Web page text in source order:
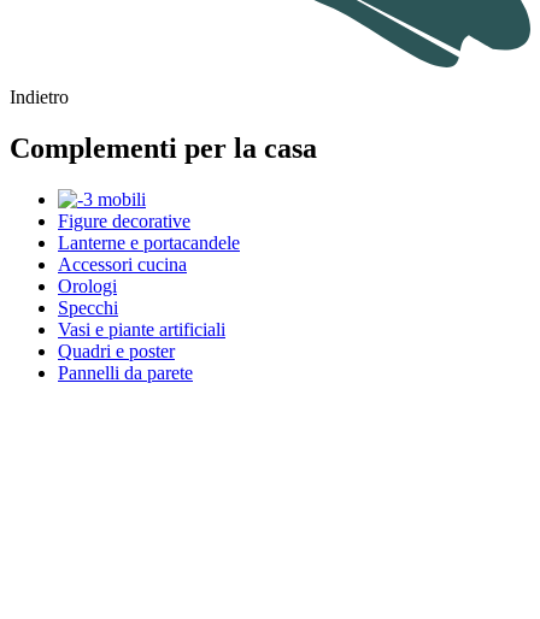
Indietro
Complementi per la casa
Figure decorative
Lanterne e portacandele
Accessori cucina
Orologi
Specchi
Vasi e piante artificiali
Quadri e poster
Pannelli da parete